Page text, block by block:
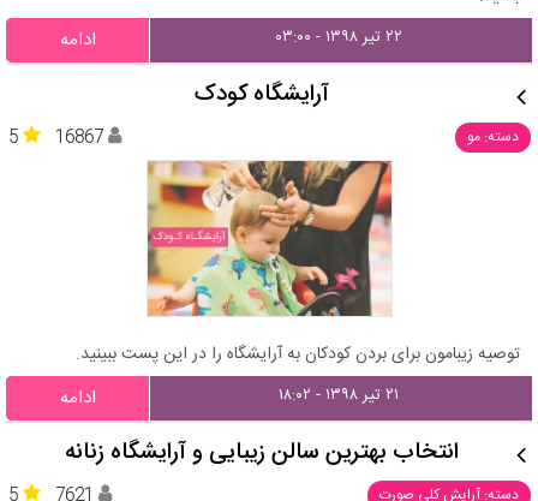
۲۲ تیر ۱۳۹۸ - ۰۳:۰۰ ادامه
آرایشگاه کودک
دسته: مو 5 16867
توصیه زیبامون برای بردن کودکان به آرایشگاه را در این پست ببینید.
۲۱ تیر ۱۳۹۸ - ۱۸:۰۲ ادامه
انتخاب بهترین سالن زیبایی و آرایشگاه زنانه
دسته: آرایش کلی صورت